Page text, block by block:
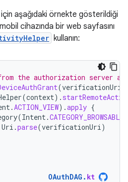
aşağıdaki örnekte gösterildiği
cihazında bir web sayfasını
kullanın:
the authorization server
(verificationUri
(context).
.ACTION_VIEW).apply {
(Intent.CATEGORY_BROWSABLE
Uri .parse(verificationUri)
OAuthDAG . kt